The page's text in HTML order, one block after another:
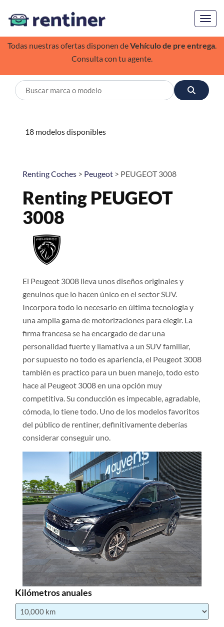
Todas nuestras ofertas disponen deVehículo de pre entrega.
Consulta con tu agente.
18 modelos disponibles
Renting Coches > Peugeot > PEUGEOT 3008
Renting PEUGEOT
3008
El Peugeot 3008 lleva unos diseños originales y
genuinos que lo hacen único en el sector SUV.
Incorpora todo lo necesario en última tecnología y
una amplia gama de motorizaciones para elegir. La
firma francesa se ha encargado de dar una
personalidad fuerte y llamativa a un SUV familiar,
por supuesto no todo es apariencia, el Peugeot 3008
también es practico para un buen manejo, todo esto
hace al Peugeot 3008 en una opción muy
competitiva. Su conducción es impecable, agradable,
cómoda, lo tiene todo. Uno de los modelos favoritos
del público de rentiner, definitivamente deberías
considerar conseguir uno.
Kilómetros anuales